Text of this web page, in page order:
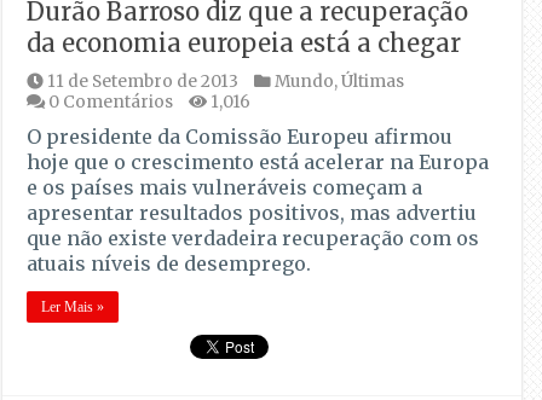
Durão Barroso diz que a recuperação
da economia europeia está a chegar
11 de Setembro de 2013 Mundo,Últimas
0 Comentários
1,016
O presidente da Comissão Europeu afirmou
hoje que o crescimento está acelerar na Europa
e os países mais vulneráveis começam a
apresentar resultados positivos, mas advertiu
que não existe verdadeira recuperação com os
atuais níveis de desemprego.
Ler Mais »